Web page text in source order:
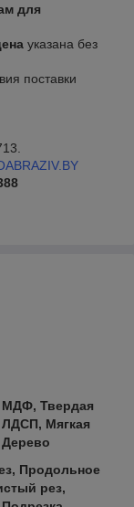
для
указана без
поставки
Твердая
Мягкая
Продольное
рез,